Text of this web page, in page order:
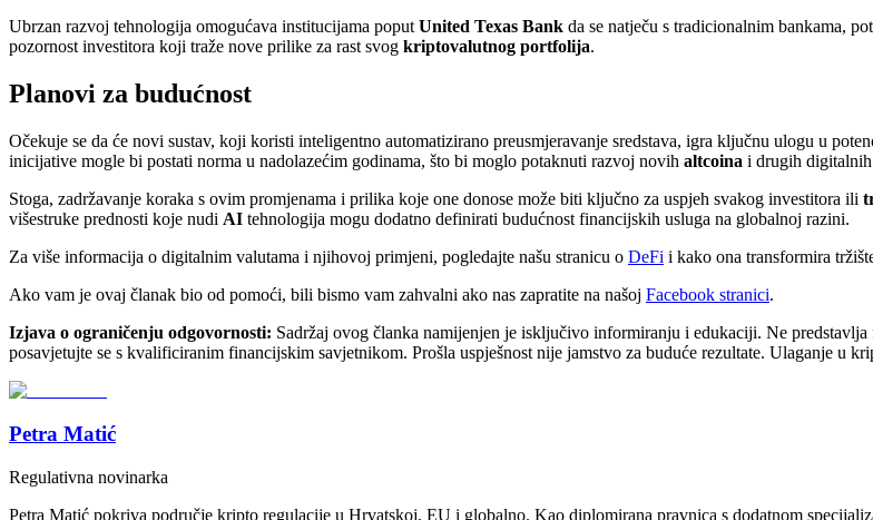
Ubrzan razvoj tehnologija omogućava institucijama poputUnited Texas Bank da se natječu s tradicionalnim bankama,
pozornost investitora koji traže nove prilike za rast svog kriptovalutnog portfolija.
Planovi za budućnost
Očekuje se da će novi sustav, koji koristi inteligentno automatizirano preusmjeravanje sredstava, igra ključnu ulogu u
inicijative mogle bi postati norma u nadolazećim godinama, što bi moglo potaknuti razvoj novih altcoina i drugih digitalnih
Stoga, zadržavanje koraka s ovim promjenama i prilika koje one donose može biti ključno za uspjeh svakog investitora ili
višestruke prednosti koje nudi AI tehnologija mogu dodatno definirati budućnost financijskih usluga na globalnoj razini.
Za više informacija o digitalnim valutama i njihovoj primjeni, pogledajte našu stranicu o DeFi i kako ona transformira
Ako vam je ovaj članak bio od pomoći, bili bismo vam zahvalni ako nas zapratite na našoj Facebook stranici.
Izjava o ograničenju odgovornosti: Sadržaj ovog članka namijenjen je isključivo informiranju i edukaciji. Ne
posavjetujte se s kvalificiranim financijskim savjetnikom. Prošla uspješnost nije jamstvo za buduće rezultate. Ulaganje u
Petra Matić
Regulativna novinarka
Petra Matić pokriva područje kripto regulacije u Hrvatskoj, EU i globalno. Kao diplomirana pravnica s dodatnom